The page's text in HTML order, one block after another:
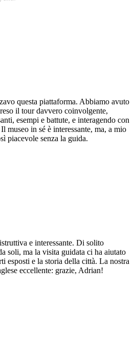
questa piattaforma. Abbiamo avuto
il tour davvero coinvolgente,
esempi e battute, e interagendo con
museo in sé è interessante, ma, a mio
piacevole senza la guida.
e interessante. Di solito
soli, ma la visita guidata ci ha aiutato
esposti e la storia della città. La nostra
eccellente: grazie, Adrian!